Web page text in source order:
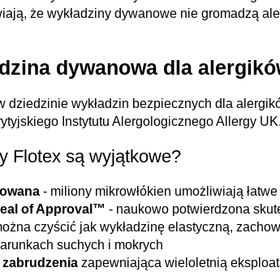
że wykładziny dywanowe nie gromadzą
dywanowa dla
dziedzinie wykładzin bezpiecznych dla
Instytutu Alergologicznego Allergy UK.
Flotex są wyjątkowe?
- miliony mikrowłókien umożliwiają
of Approval™ - naukowo potwierdzona
czyścić jak wykładzinę elastyczną,
suchych i mokrych
zapewniająca wieloletnią